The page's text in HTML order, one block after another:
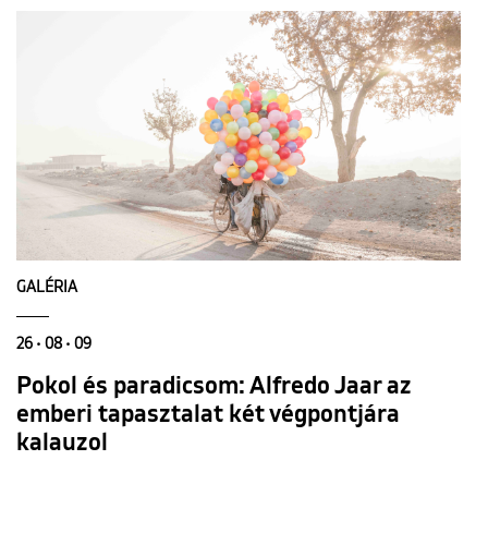
GALÉRIA
26 • 08 • 09
Pokol és paradicsom: Alfredo Jaar az
emberi tapasztalat két végpontjára
kalauzol